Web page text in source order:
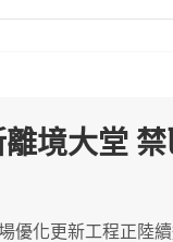
境大堂
優化更新工程正陸